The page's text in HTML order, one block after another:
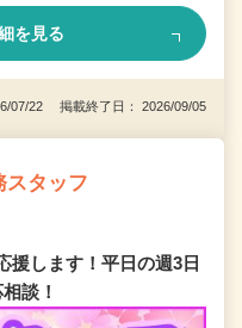
を見る
07/22 掲載終了日： 2026/09/05
スタッフ
援します！平日の週3日
談！